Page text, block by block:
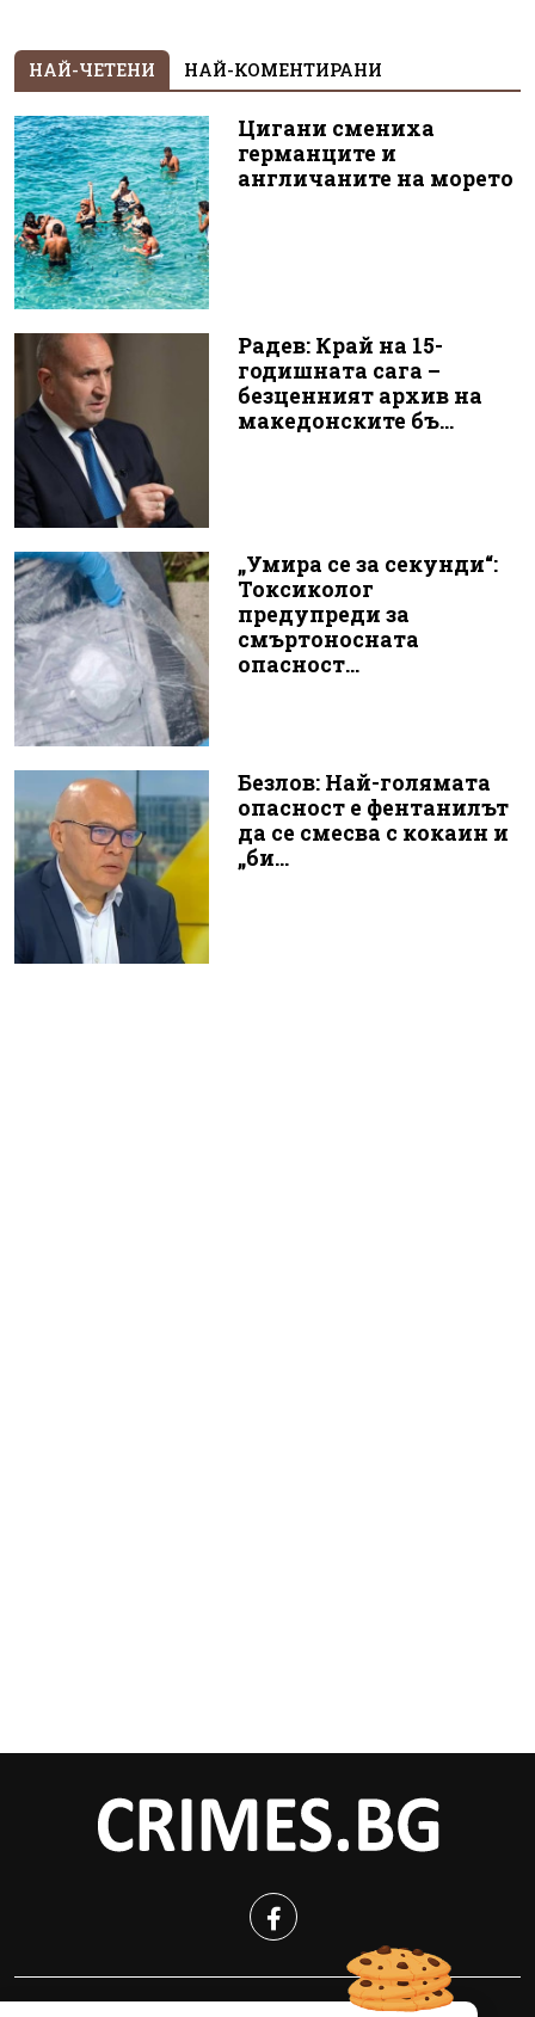
НАЙ-ЧЕТЕНИ НАЙ-КОМЕНТИРАНИ
Цигани смениха
германците и
англичаните на морето
Радев: Край на 15-
годишната сага –
безценният архив на
македонските бъ...
„Умира се за секунди“:
Токсиколог
предупреди за
смъртоносната
опасност...
Безлов: Най-голямата
опасност е фентанилът
да се смесва с кокаин и
„би...